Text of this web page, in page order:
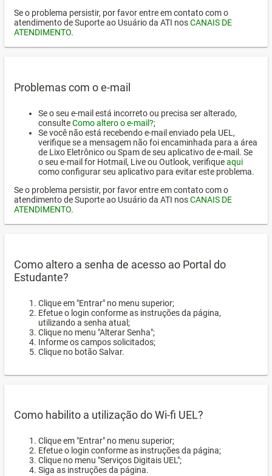
Se o problema persistir, por favor entre em contato com o
atendimento de Suporte ao Usuário da ATI nosCANAIS DE
ATENDIMENTO.
Problemas com o e-mail
Se o seu e-mail está incorreto ou precisa ser alterado,
consulteComo altero o e-mail?;
Se você não está recebendo e-mail enviado pela UEL,
verifique se a mensagem não foi encaminhada para a área
de Lixo Eletrônico ou Spam de seu aplicativo de e-mail. Se
o seu e-mail for Hotmail, Live ou Outlook, verifiqueaqui
como configurar seu aplicativo para evitar este problema.
Se o problema persistir, por favor entre em contato com o
atendimento de Suporte ao Usuário da ATI nosCANAIS DE
ATENDIMENTO.
Como altero a senha de acesso ao Portal do
Estudante?
Clique em "Entrar" no menu superior;
Efetue o login conforme as instruções da página,
utilizando a senha atual;
Clique no menu "Alterar Senha";
Informe os campos solicitados;
Clique no botão Salvar.
Como habilito a utilização do Wi-fi UEL?
Clique em "Entrar" no menu superior;
Efetue o login conforme as instruções da página;
Clique no menu "Serviços Digitais UEL";
Siga as instruções da página.